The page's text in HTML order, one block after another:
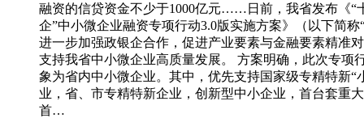
融资的信贷资金不少于1000亿元……日前，我省发布《“
企”中小微企业融资专项行动3.0版实施方案》（以下简称
进一步加强政银企合作，促进产业要素与金融要素精准
支持我省中小微企业高质量发展。 方案明确，此次专项
象为省内中小微企业。其中，优先支持国家级专精特新“
业，省、市专精特新企业，创新型中小企业，首台套重
首…